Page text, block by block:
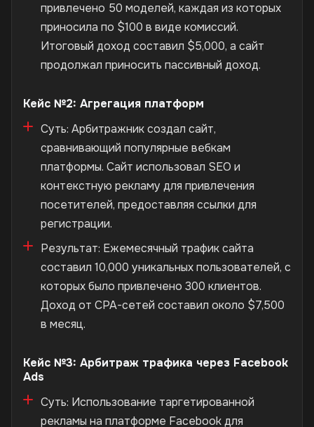
привлечено 50 моделей, каждая из которых
приносила по $100 в виде комиссий.
Итоговый доход составил $5,000, а сайт
продолжал приносить пассивный доход.
Кейс №2: Агрегация платформ
Суть: Арбитражник создал сайт,
сравнивающий популярные вебкам
платформы. Сайт использовал SEO и
контекстную рекламу для привлечения
посетителей, предоставляя ссылки для
регистрации.
Результат: Ежемесячный трафик сайта
составил 10,000 уникальных пользователей, с
которых было привлечено 300 клиентов.
Доход от CPA-сетей составил около $7,500
в месяц.
Кейс №3: Арбитраж трафика через Facebook
Ads
Суть: Использование таргетированной
рекламы на платформе Facebook для